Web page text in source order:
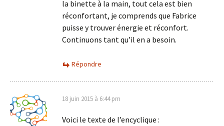
la binette à la main, tout cela est bien
réconfortant, je comprends que Fabrice
puisse y trouver énergie et réconfort.
Continuons tant qu’il en a besoin.
Répondre
18 juin 2015 à 6:44 pm
Voici le texte de l’encyclique :